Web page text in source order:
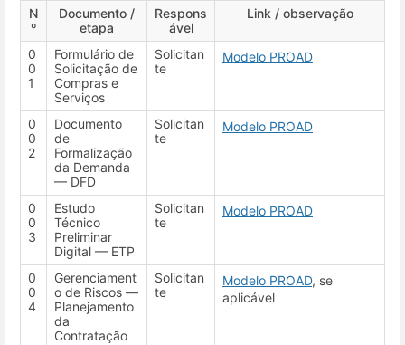
N
º
Documento /
etapa
Respons
ável
Link / observação
0
0
1
Formulário de
Solicitação de
Compras e
Serviços
Solicitan
te
Modelo PROAD
0
0
2
Documento
de
Formalização
da Demanda
— DFD
Solicitan
te
Modelo PROAD
0
0
3
Estudo
Técnico
Preliminar
Digital — ETP
Solicitan
te
Modelo PROAD
0
0
4
Gerenciament
o de Riscos —
Planejamento
da
Contratação
Solicitan
te
Modelo PROAD, se
aplicável